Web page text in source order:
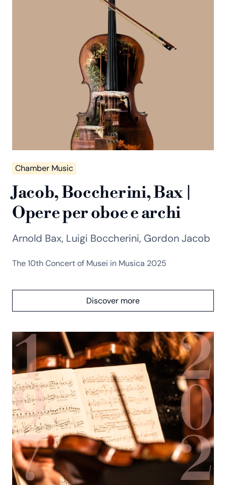
Chamber Music
Jacob, Boccherini, Bax |
Opere per oboe e archi
Arnold Bax, Luigi Boccherini, Gordon Jacob
The 10th Concert of Musei in Musica 2025
Discover more